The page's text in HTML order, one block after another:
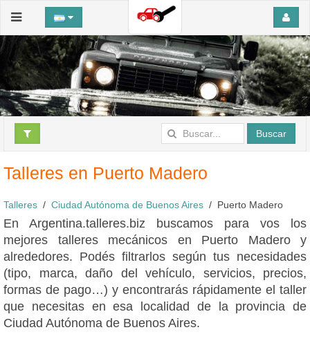
Buscar
Talleres en Puerto Madero
Talleres Ciudad Autónoma de Buenos Aires Puerto Madero
En Argentina.talleres.biz buscamos para vos los
mejores talleres mecánicos en Puerto Madero y
alrededores. Podés filtrarlos según tus necesidades
(tipo, marca, daño del vehículo, servicios, precios,
formas de pago…) y encontrarás rápidamente el taller
que necesitas en esa localidad de la provincia de
Ciudad Autónoma de Buenos Aires.